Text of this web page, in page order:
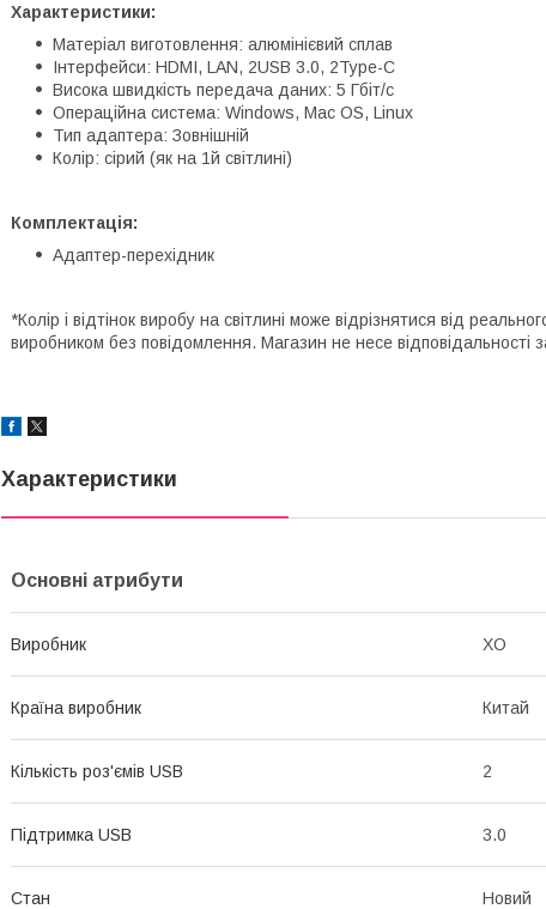
Характеристики:
Матеріал виготовлення: алюмінієвий сплав
Інтерфейси: HDMI, LAN, 2USB 3.0, 2Type-C
Висока швидкість передача даних: 5 Гбіт/с
Операційна система: Windows, Mac OS, Linux
Тип адаптера: Зовнішній
Колір: сірий (як на 1й світлині)
Комплектація:
Адаптер-перехідник
*Колір і відтінок виробу на світлині може відрізнятися від
виробником без повідомлення. Магазин не несе відповідальності
Характеристики
Основні атрибути
Виробник XO
Країна виробник Китай
Кількість роз'ємів USB 2
Підтримка USB 3.0
Стан Новий